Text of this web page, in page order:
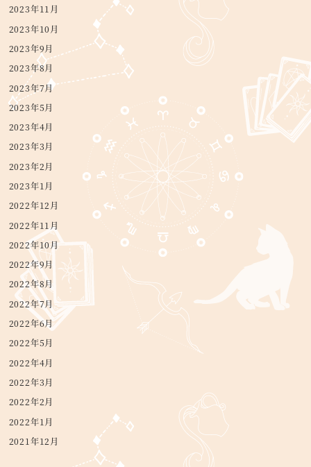
2023年11月
2023年10月
2023年9月
2023年8月
2023年7月
2023年5月
2023年4月
2023年3月
2023年2月
2023年1月
2022年12月
2022年11月
2022年10月
2022年9月
2022年8月
2022年7月
2022年6月
2022年5月
2022年4月
2022年3月
2022年2月
2022年1月
2021年12月